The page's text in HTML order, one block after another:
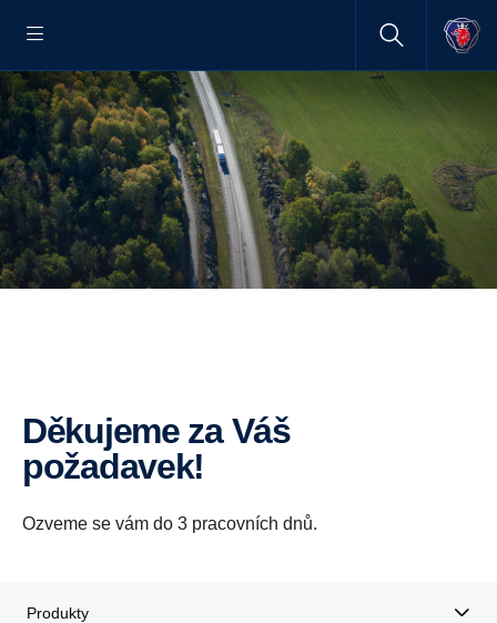
Děkujeme za Váš
požadavek!
Ozveme se vám do 3 pracovních dnů.
Produkty